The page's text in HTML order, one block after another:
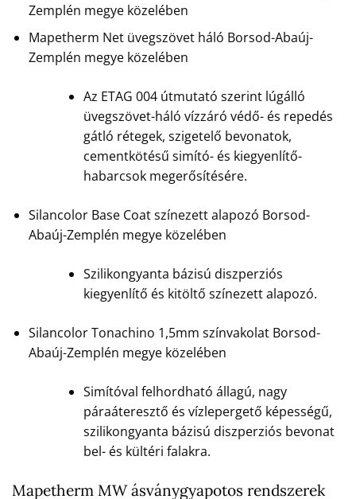
Zemplén megye közelében
Mapetherm Net üvegszövet háló Borsod-Abaúj-
Zemplén megye közelében
Az ETAG 004 útmutató szerint lúgálló
üvegszövet-háló vízzáró védő- és repedés
gátló rétegek, szigetelő bevonatok,
cementkötésű simító- és kiegyenlítő-
habarcsok megerősítésére.
Silancolor Base Coat színezett alapozó Borsod-
Abaúj-Zemplén megye közelében
Szilikongyanta bázisú diszperziós
kiegyenlítő és kitöltő színezett alapozó.
Silancolor Tonachino 1,5mm színvakolat Borsod-
Abaúj-Zemplén megye közelében
Simítóval felhordható állagú, nagy
páraáteresztő és vízlepergető képességű,
szilikongyanta bázisú diszperziós bevonat
bel- és kültéri falakra.
Mapetherm MW ásványgyapotos rendszerek